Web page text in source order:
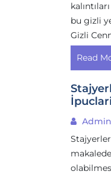
bu gizli
Gizli
Read
İpuclari
Admin